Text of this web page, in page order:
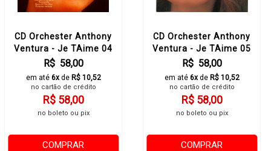
CD Orchester Anthony
Ventura - Je TAime 04
R$ 58,00
em até 6xde R$ 10,52
no cartão de crédito
R$ 58,00
no boleto ou pix
COMPRAR
CD Orchester Anthony
Ventura - Je TAime 05
R$ 58,00
em até 6xde R$ 10,52
no cartão de crédito
R$ 58,00
no boleto ou pix
COMPRAR